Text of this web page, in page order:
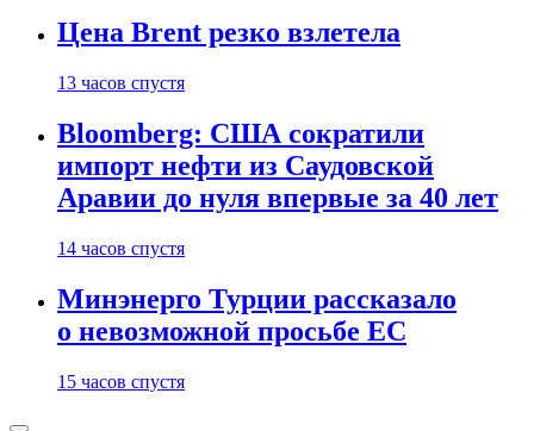
Цена Brent резко взлетела
13 часов спустя
Bloomberg: США сократили
импорт нефти из Саудовской
Аравии до нуля впервые за 40 лет
14 часов спустя
Минэнерго Турции рассказало
о невозможной просьбе ЕС
15 часов спустя